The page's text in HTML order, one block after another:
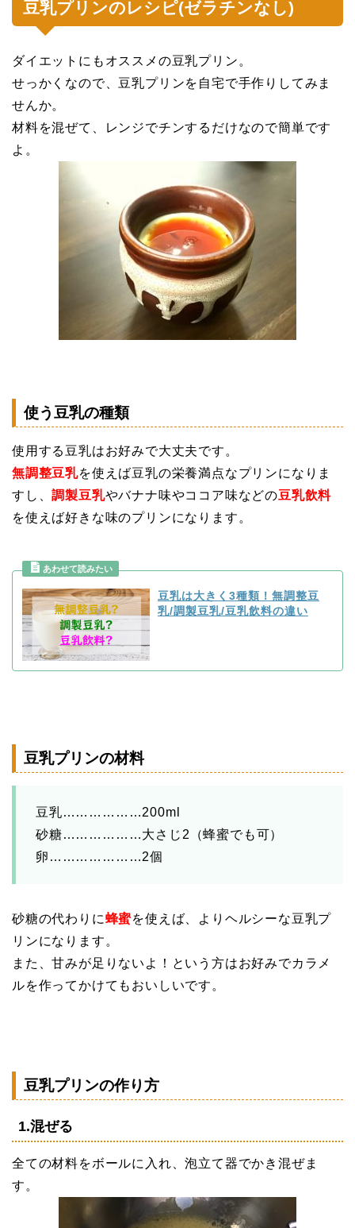
豆乳プリンのレシピ(ゼラチンなし)
ダイエットにもオススメの豆乳プリン。
せっかくなので、豆乳プリンを自宅で手作りしてみま
せんか。
材料を混ぜて、レンジでチンするだけなので簡単です
よ。
使う豆乳の種類
使用する豆乳はお好みで大丈夫です。
無調整豆乳を使えば豆乳の栄養満点なプリンになりま
すし、調製豆乳やバナナ味やココア味などの豆乳飲料
を使えば好きな味のプリンになります。
豆乳は大きく3種類！無調整豆
乳/調製豆乳/豆乳飲料の違い
豆乳プリンの材料
豆乳………………200ml
砂糖………………大さじ2（蜂蜜でも可）
卵…………………2個
砂糖の代わりに蜂蜜を使えば、よりヘルシーな豆乳プ
リンになります。
また、甘みが足りないよ！という方はお好みでカラメ
ルを作ってかけてもおいしいです。
豆乳プリンの作り方
1.混ぜる
全ての材料をボールに入れ、泡立て器でかき混ぜま
す。